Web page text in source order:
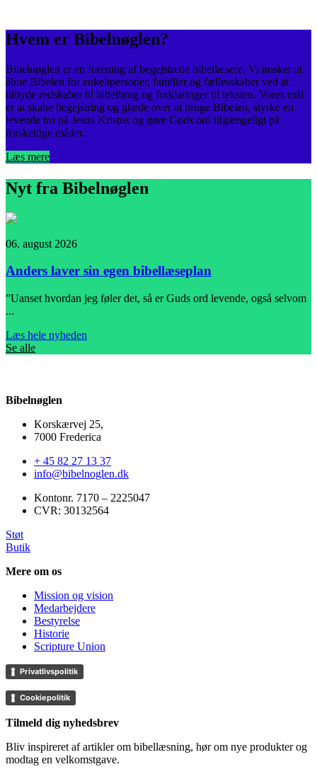
Hvem er Bibelnøglen?
Bibelnøglen er en forening af begejstrede bibellæsere. Vi ønsker at
åbne Bibelen for enkeltpersoner, familier og fællesskaber ved at
tilbyde redskaber til bibelbrug og forklaringer til teksten. Vores mål
er at skabe begejstring og glæde over at bruge Bibelen, styrke en
levende tro på Jesus Kristus og gøre Guds ord tilgængeligt på
forskellige måder.
Læs mere
Nyt fra Bibelnøglen
06. august 2026
Anders laver sin egen bibellæseplan
”Uanset hvordan jeg føler det, så er Guds ord levende, også selvom
...
Læs hele nyheden
Se alle
Bibelnøglen
Korskærvej 25,
7000 Frederica
+ 45 82 27 13 37
info@bibelnoglen.dk
Kontonr. ‍7170 – 2225047
CVR: ‍30132564
Støt
Butik
Mere om os
Mission og vision
Medarbejdere
Bestyrelse
Historie
Scripture Union
Privatlivspolitik
Cookiepolitik
Tilmeld dig nyhedsbrev
Bliv inspireret af artikler om bibellæsning, hør om nye produkter og
modtag en velkomstgave.